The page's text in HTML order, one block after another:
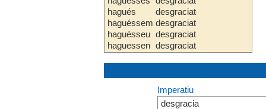
hagués
haguéssem
haguésseu
haguessen
desgraciat
desgraciat
desgraciat
desgraciat
Imperatiu
desgracia